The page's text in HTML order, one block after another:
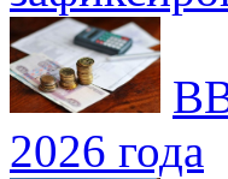
2026 года